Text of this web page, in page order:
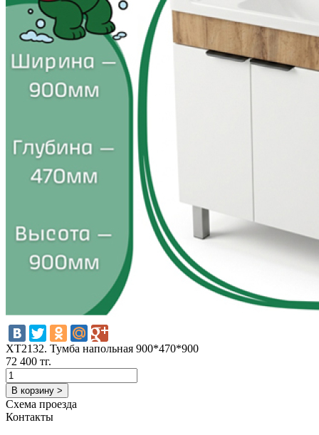
ХТ2132. Тумба напольная 900*470*900
72 400 тг.
В корзину >
Схема проезда
Контакты